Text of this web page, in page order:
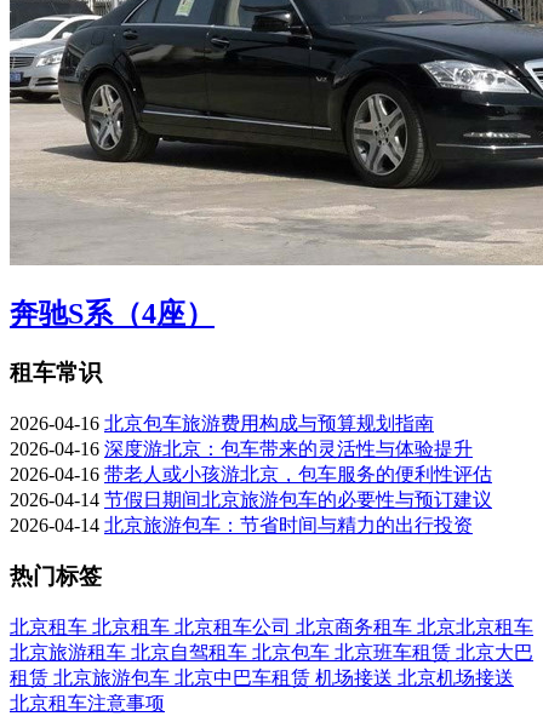
奔驰S系（4座）
租车常识
2026-04-16 北京包车旅游费用构成与预算规划指南
2026-04-16 深度游北京：包车带来的灵活性与体验提升
2026-04-16 带老人或小孩游北京，包车服务的便利性评估
2026-04-14 节假日期间北京旅游包车的必要性与预订建议
2026-04-14 北京旅游包车：节省时间与精力的出行投资
热门标签
北京租车 北京租车 北京租车公司 北京商务租车 北京北京租车
北京旅游租车 北京自驾租车 北京包车 北京班车租赁 北京大巴
租赁 北京旅游包车 北京中巴车租赁 机场接送 北京机场接送
北京租车注意事项